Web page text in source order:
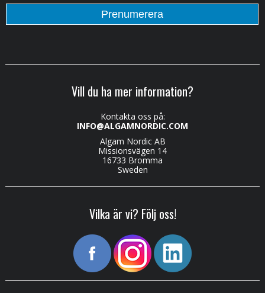
Vill du ha mer information?
Kontakta oss på:
INFO@ALGAMNORDIC.COM
Algam Nordic AB
Missionsvägen 14
16733 Bromma
Sweden
Vilka är vi? Följ oss!